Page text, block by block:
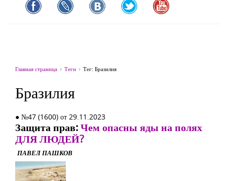
Главная страница Теги Тег: Бразилия
Бразилия
● №47 (1600) от 29.11.2023
Защита прав:Чем опасны яды на полях
ДЛЯ ЛЮДЕЙ?
ПАВЕЛ ПАШКОВ